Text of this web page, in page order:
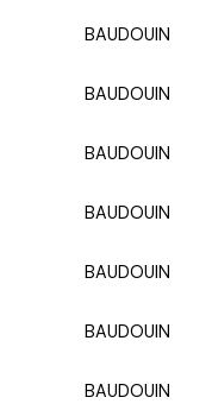
BAUDOUIN
BAUDOUIN
BAUDOUIN
BAUDOUIN
BAUDOUIN
BAUDOUIN
BAUDOUIN